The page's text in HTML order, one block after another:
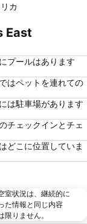
ム アウトレット ノース
Theater
& WATCH SHOW
at Caesars Palace
Valley Ranch
NORTH AMERICA
カ
East
プールはあります
はペットを連れての
は駐車場があります
チェックインとチェ
どこに位置していま
室状況は、継続的に
た情報と同じ内容
りません。